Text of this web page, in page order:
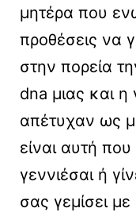
μητέρα που
προθέσεις να
στην πορεία
dna μιας και η
απέτυχαν ως
είναι αυτή
γεννιέσαι ή
σας γεμίσει